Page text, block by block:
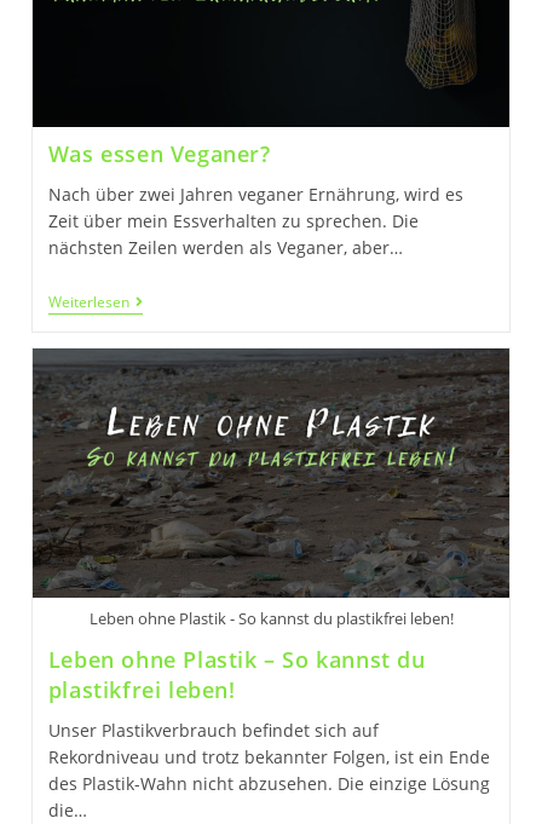
Was essen Veganer?
Nach über zwei Jahren veganer Ernährung, wird es
Zeit über mein Essverhalten zu sprechen. Die
nächsten Zeilen werden als Veganer, aber…
WeiterlesenWas
Essen
Leben ohne Plastik - So kannst du plastikfrei leben!
Leben ohne Plastik – So kannst du
plastikfrei leben!
Unser Plastikverbrauch befindet sich auf
Rekordniveau und trotz bekannter Folgen, ist ein Ende
des Plastik-Wahn nicht abzusehen. Die einzige Lösung
die…